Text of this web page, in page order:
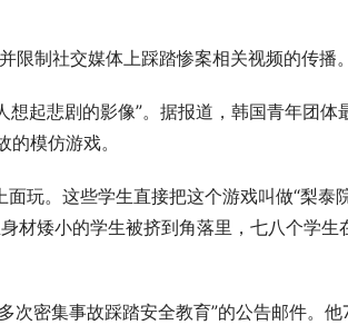
制社交媒体上踩踏惨案相关视频的传播。
起悲剧的影像”。据报道，韩国青年团体
模仿游戏。
玩。这些学生直接把这个游戏叫做“梨泰
材矮小的学生被挤到角落里，七八个学生
次密集事故踩踏安全教育”的公告邮件。他